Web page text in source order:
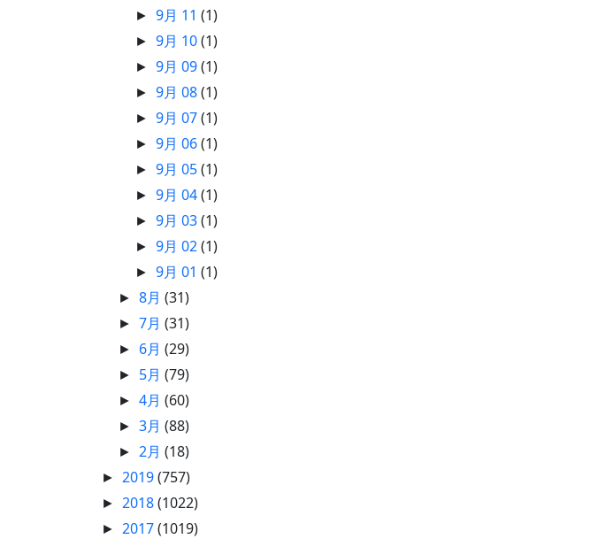
►9月 11(1)
►9月 10(1)
►9月 09(1)
►9月 08(1)
►9月 07(1)
►9月 06(1)
►9月 05(1)
►9月 04(1)
►9月 03(1)
►9月 02(1)
►9月 01(1)
►8月(31)
►7月(31)
► 6月(29)
► 5月(79)
►4月(60)
►3月(88)
► 2月(18)
► 2019(757)
► 2018(1022)
► 2017(1019)